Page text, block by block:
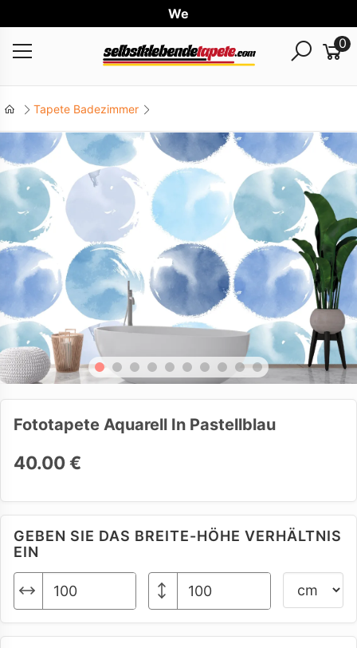
Weltwe
0
Tapete Badezimmer
Fototapete Aquarell In Pastellblau
40.00 €
GEBEN SIE DAS BREITE-HÖHE VERHÄLTNIS
EIN